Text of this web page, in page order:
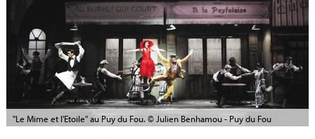
"Le Mime et l'Etoile" au Puy du Fou. © Julien Benhamou - Puy du Fou